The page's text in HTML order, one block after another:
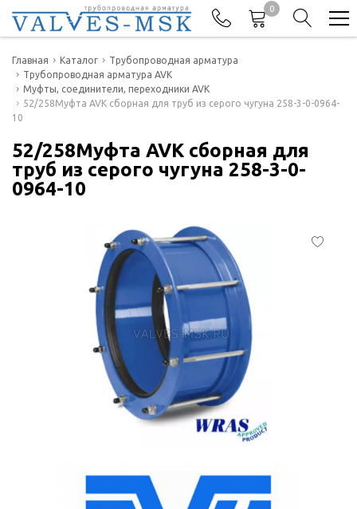
0
Телефоны
+7(977) 474-62-50
Отдел продаж
Главная Каталог
Трубопроводная арматура
Трубопроводная арматура AVK
Муфты, соединители, переходники AVK
52/258Муфта AVK сборная для труб из серого чугуна 258-3-0-0964-
10
52/258Муфта AVK сборная для
труб из серого чугуна 258-3-0-
0964-10